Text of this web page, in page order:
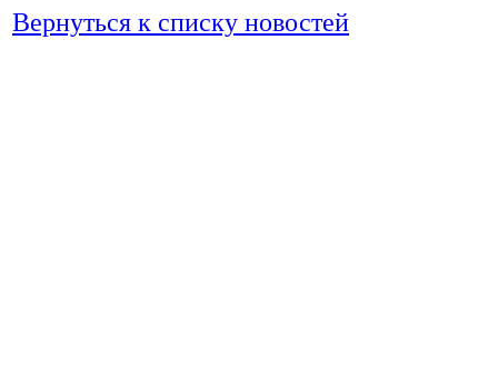
Вернуться к списку новостей